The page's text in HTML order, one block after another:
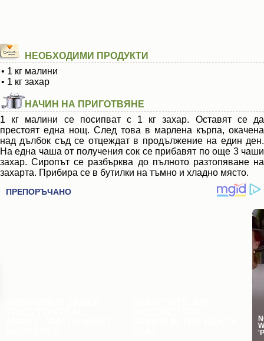
НЕОБХОДИМИ ПРОДУКТИ
• 1 кг малини
• 1 кг захар
НАЧИН НА ПРИГОТВЯНЕ
1 кг малини се посипват с 1 кг захар. Оставят се да
престоят една нощ. След това в марлена кърпа, окачена
над дълбок съд се отцеждат в продължение на един ден.
На една чаша от получения сок се прибавят по още 3 чаши
захар. Сиропът се разбърква до пълното разтопяване на
захарта. Прибира се в бутилки на тъмно и хладно място.